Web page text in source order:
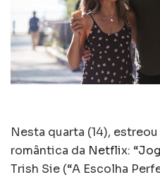
Nesta quarta (14),
romântica da Netflix: “
Trish Sie (“A Escolha